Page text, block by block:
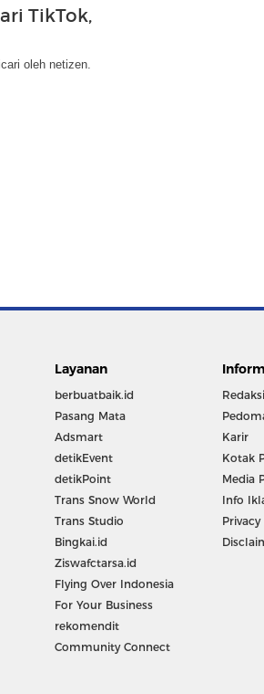
TikTok,
oleh netizen.
Layanan
berbuatbaik.id
Pasang Mata
Adsmart
detikEvent
detikPoint
Trans Snow World
Trans Studio
Bingkai.id
Ziswafctarsa.id
Flying Over Indonesia
For Your Business
rekomendit
Community Connect
Redaksi
Karir
Kotak
Media
Info